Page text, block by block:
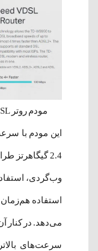
مودم روتر VDSL ADSL تی پی لینک TD W9950
2.4
استفاده